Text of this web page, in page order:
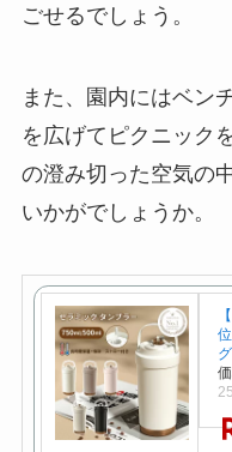
ごせるでしょう。
また、園内にはベン
を広げてピクニック
の澄み切った空気の
いかがでしょうか。